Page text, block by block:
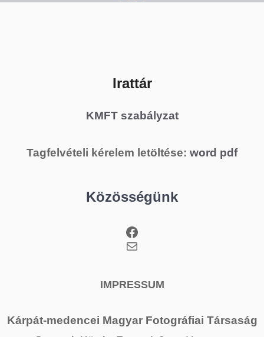
Irattár
KMFT szabályzat
Tagfelvételi kérelem letöltése: word pdf
Közösségünk
Facebook
Mail
IMPRESSUM
Kárpát-medencei Magyar Fotográfiai Társaság